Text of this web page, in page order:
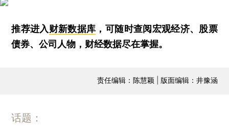
推荐进入财新数据库 ，可随时查阅宏观经济、股票
债券、公司人物，财经数据尽在掌握。
责任编辑：陈慧颖 | 版面编辑：井豫涵
话题：